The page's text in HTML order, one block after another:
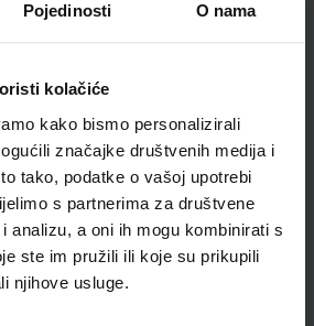
Pojedinosti O nama
kolačiće
kako bismo personalizirali
značajke društvenih medija i
tako, podatke o vašoj upotrebi
s partnerima za društvene
analizu, a oni ih mogu kombinirati s
ste im pružili ili koje su prikupili
njihove usluge.
zadataka za četvrti razred
d.d. Registarski broj ministarstva:
7621-
CIJENA:17,20 €